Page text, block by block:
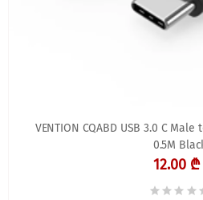
VENTION CQABD USB 3.0 C
0.5M
12.00 ₾